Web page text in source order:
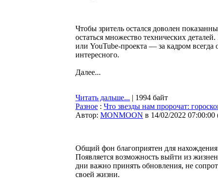
Чтобы зритель остался доволен
остаться множество технических
или YouTube-проекта — за кадром всегда
интересного.
Далее...
Читать дальше... | 1994 байт
Разное : Что звезды нам пророчат:
Автор: MONMOON в 14/02/2022 07:00:00
Общий фон благоприятен для нахождения
Появляется возможность выйти из
дни важно принять обновления, не
своей жизни.